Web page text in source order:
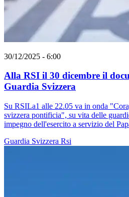
30/12/2025 - 6:00
Alla RSI il 30 dicembre il
Guardia Svizzera
Su RSILa1 alle 22.05 va in onda
svizzera pontificia", su vita delle
impegno dell'esercito a servizio del
Guardia Svizzera Rsi